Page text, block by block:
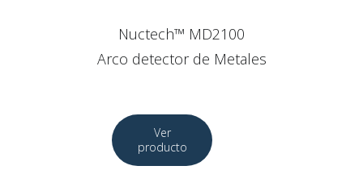
Nuctech™ MD2100
Arco detector de Metales